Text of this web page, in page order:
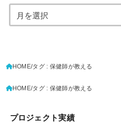
HOME タグ : 保健師が教える
HOME タグ : 保健師が教える
プロジェクト実績